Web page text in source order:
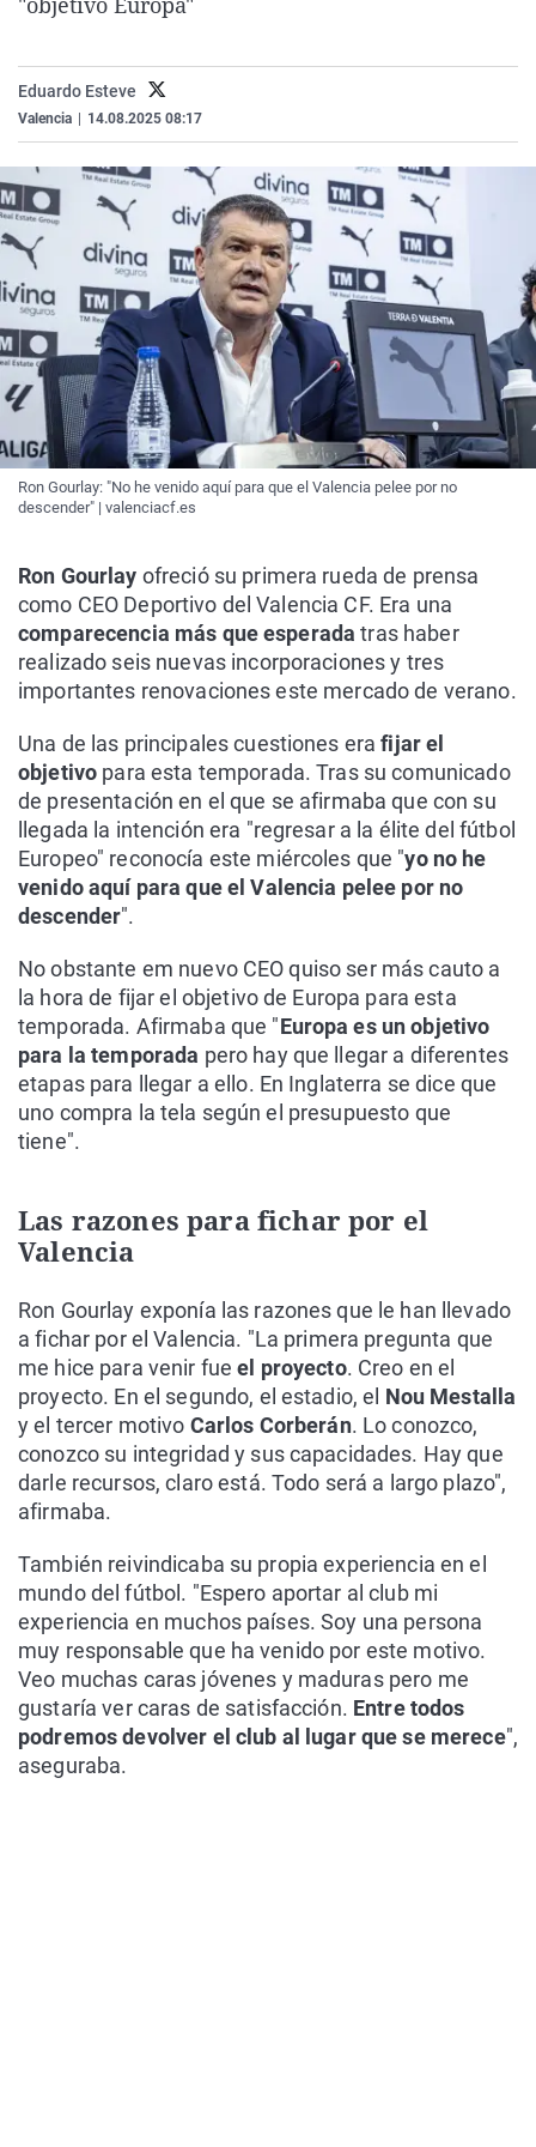
Gente viajera
Retornados
Operación Viuda
Galicia
Navarra
País Vasco
Televisión
Eduardo Esteve
Valencia 14.08.2025 08:17
Ron Gourlay: "No he venido aquí para que el Valencia pelee por no
descender" | valenciacf.es
Ron Gourlay ofreció su primera rueda de prensa
como CEO Deportivo del Valencia CF. Era una
comparecencia más que esperada tras haber
realizado seis nuevas incorporaciones y tres
importantes renovaciones este mercado de verano.
Una de las principales cuestiones erafijar el
objetivo para esta temporada. Tras su comunicado
de presentación en el que se afirmaba que con su
llegada la intención era "regresar a la élite del fútbol
Europeo" reconocía este miércoles que "yo no he
venido aquí para que el Valencia pelee por no
descender".
No obstante em nuevo CEO quiso ser más cauto a
la hora de fijar el objetivo de Europa para esta
temporada. Afirmaba que "Europa es un objetivo
para la temporada pero hay que llegar a diferentes
etapas para llegar a ello. En Inglaterra se dice que
uno compra la tela según el presupuesto que
tiene".
Las razones para fichar por el
Valencia
Ron Gourlay exponía las razones que le han llevado
a fichar por el Valencia. "La primera pregunta que
me hice para venir fueel proyecto. Creo en el
proyecto. En el segundo, el estadio, el Nou Mestalla
y el tercer motivo Carlos Corberán. Lo conozco,
conozco su integridad y sus capacidades. Hay que
darle recursos, claro está. Todo será a largo plazo",
afirmaba.
También reivindicaba su propia experiencia en el
mundo del fútbol. "Espero aportar al club mi
experiencia en muchos países. Soy una persona
muy responsable que ha venido por este motivo.
Veo muchas caras jóvenes y maduras pero me
gustaría ver caras de satisfacción. Entre todos
podremos devolver el club al lugar que se merece",
aseguraba.